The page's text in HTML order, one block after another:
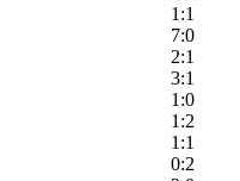
1:1
7:0
2:1
3:1
1:0
1:2
1:1
0:2